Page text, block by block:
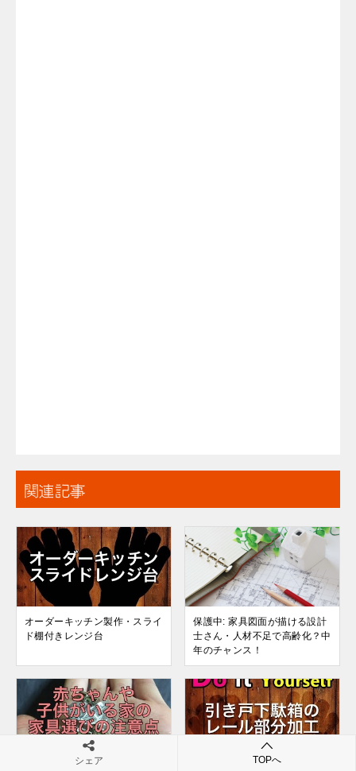
関連記事
オーダーキッチン製作・スライ
ド棚付きレンジ台
保護中: 家具図面が描ける設計
士さん・人材不足で高齢化？中
年のチャンス！
シェア TOPへ